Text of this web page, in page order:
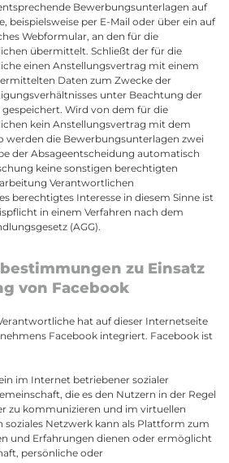
Bewerbungsunterlagen auf
beispielsweise per E-Mail oder über ein auf
Webformular, an den für die
übermittelt. Schließt der für die
einen Anstellungsvertrag mit einem
Daten zum Zwecke der
unter Beachtung der
Wird von dem für die
kein Anstellungsvertrag mit dem
werden die Bewerbungsunterlagen zwei
der Absageentscheidung automatisch
keine sonstigen berechtigten
Verantwortlichen
berechtigtes Interesse in diesem Sinne ist
in einem Verfahren nach dem
(AGG).
zu Einsatz
von Facebook
hat auf dieser Internetseite
Facebook integriert. Facebook ist
im Internet betriebener sozialer
die es den Nutzern in der Regel
zu kommunizieren und im virtuellen
soziales Netzwerk kann als Plattform zum
und Erfahrungen dienen oder ermöglicht
persönliche oder